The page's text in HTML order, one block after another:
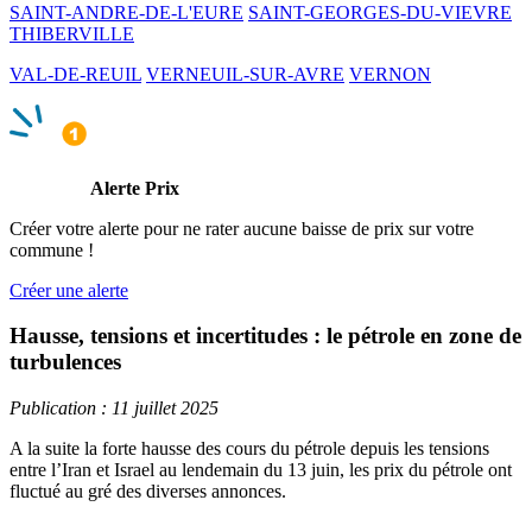
SAINT-ANDRE-DE-L'EURE SAINT-GEORGES-DU-VIEVRE
THIBERVILLE
VAL-DE-REUIL VERNEUIL-SUR-AVRE VERNON
Alerte Prix
Créer votre alerte pour ne rater aucune baisse de prix sur votre
commune !
Créer une alerte
Hausse, tensions et incertitudes : le pétrole en zone de
turbulences
Publication : 11 juillet 2025
A la suite la forte hausse des cours du pétrole depuis les tensions
entre l’Iran et Israel au lendemain du 13 juin, les prix du pétrole ont
fluctué au gré des diverses annonces.